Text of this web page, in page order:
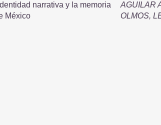
narrativa y la memoria
México
AGUILAR
OLMOS,